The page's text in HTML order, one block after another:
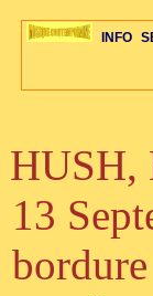
INFO
ÉDITORIAUX
MAJ-LISTE ARCH-
SÉLECTION
SÉLECTION
20ÈME PARAL
HUSH,
13